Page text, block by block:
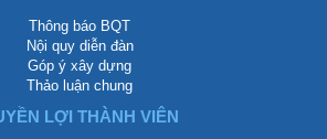
Thông báo BQT
Nội quy diễn đàn
Góp ý xây dựng
Thảo luận chung
LỢI THÀNH VIÊN